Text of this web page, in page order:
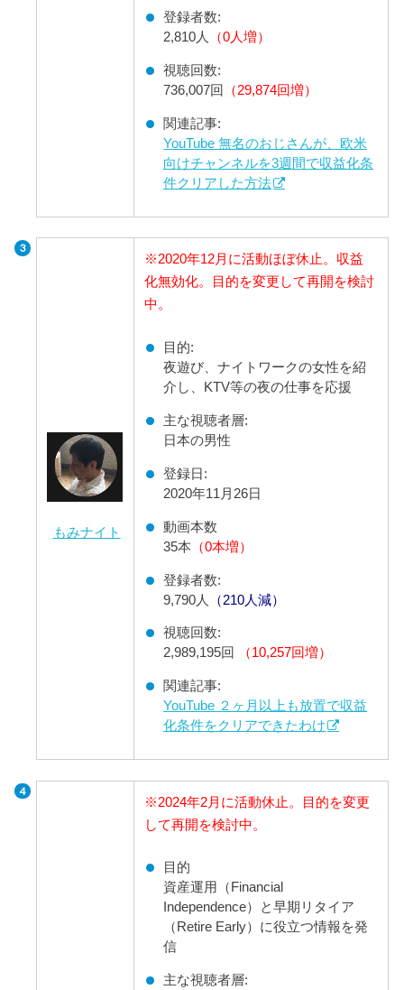
登録者数:
2,810人
（0人増）
視聴回数:
736,007回
（29,874回増）
関連記事:
YouTube 無名のおじさんが、欧米
向けチャンネルを3週間で収益化条
件クリアした方法
もみナイト
※2020年12月に活動ほぼ休止。収益
化無効化。目的を変更して再開を検討
中。
目的:
夜遊び、ナイトワークの女性を紹
介し、KTV等の夜の仕事を応援
主な視聴者層:
日本の男性
登録日:
2020年11月26日
動画本数
35本 （0本増）
登録者数:
9,790人
（210人減）
視聴回数:
2,989,195回
（10,257回増）
関連記事:
YouTube ２ヶ月以上も放置で収益
化条件をクリアできたわけ
※2024年2月に活動休止。目的を変更
して再開を検討中。
目的
資産運用（Financial
Independence）と早期リタイア
（Retire Early）に役立つ情報を発
信
主な視聴者層: